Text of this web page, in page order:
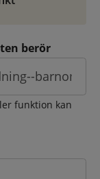
berör
funktion kan